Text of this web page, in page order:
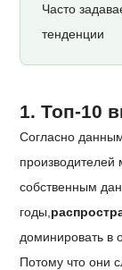
Часто
тенденции
1. Топ-10
Согласно
собственным
годы,
доминировать в
Потому что они